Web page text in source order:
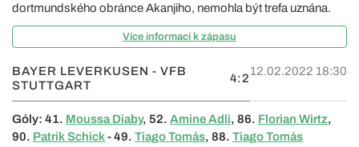
dortmundského obránce Akanjiho, nemohla být trefa uznána.
Více informací k zápasu
BAYER LEVERKUSEN - VFB
STUTTGART
4:2
12.02.2022 18:30
Góly: 41. Moussa Diaby, 52. Amine Adli, 86. Florian Wirtz,
90. Patrik Schick- 49. Tiago Tomás, 88. Tiago Tomás